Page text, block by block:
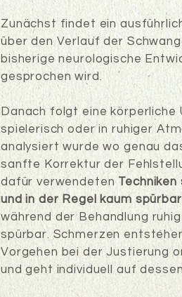
Zunächst findet ein
über den Verlauf der
bisherige neurologische
gesprochen wird.
Danach folgt eine körperliche
spielerisch oder in ruhiger
analysiert wurde wo genau
sanfte Korrektur der
dafür verwendeten
und in der Regel kaum spürbar
während der Behandlung
spürbar. Schmerzen
Vorgehen bei der Justierung
und geht individuell auf